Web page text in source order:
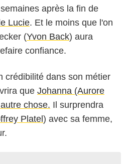
après la fin de
Lucie. Et le moins que l'on
(Yvon Back) aura
confiance.
crédibilité dans son métier
que Johanna (Aurore
chose. Il surprendra
Platel) avec sa femme,